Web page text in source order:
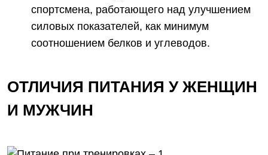
спортсмена, работающего над улучшением
силовых показателей, как минимум
соотношением белков и углеводов.
ОТЛИЧИЯ ПИТАНИЯ У ЖЕНЩИН
И МУЖЧИН